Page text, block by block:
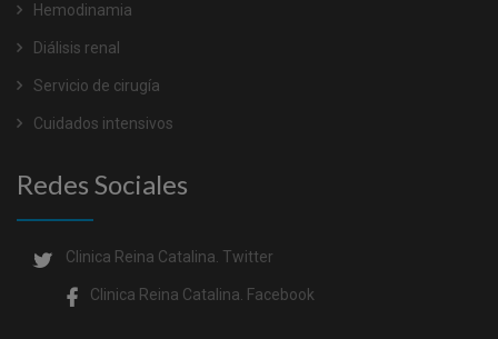
Hemodinamia
Diálisis renal
Servicio de cirugía
Cuidados intensivos
Redes Sociales
Clinica Reina Catalina. Twitter
Clinica Reina Catalina. Facebook